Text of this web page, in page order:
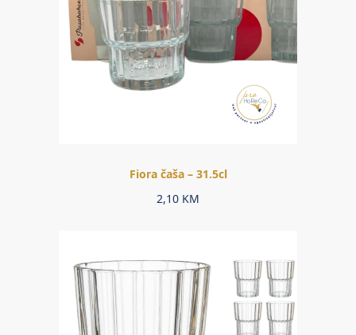
Fiora čaša – 31.5cl
2,10 KM